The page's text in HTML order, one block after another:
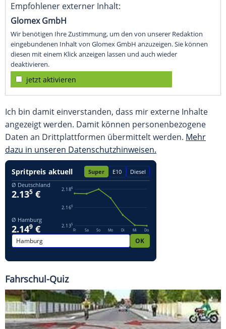
Empfohlener externer Inhalt:
Glomex GmbH
Wir benötigen Ihre Zustimmung, um den von unserer Redaktion
eingebundenen Inhalt von Glomex GmbH anzuzeigen. Sie können
diesen mit einem Klick anzeigen lassen und auch wieder
deaktivieren.
jetzt aktivieren
Ich bin damit einverstanden, dass mir externe Inhalte
angezeigt werden. Damit können personenbezogene
Daten an Drittplattformen übermittelt werden. Mehr
dazu in unseren Datenschutzhinweisen.
Fahrschul-Quiz